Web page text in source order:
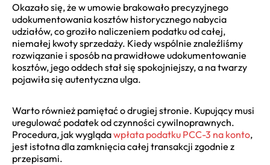
Okazało się, że w umowie brakowało precyzyjnego
udokumentowania kosztów historycznego nabycia
udziałów, co groziło naliczeniem podatku od całej,
niemałej kwoty sprzedaży. Kiedy wspólnie znaleźliśmy
rozwiązanie i sposób na prawidłowe udokumentowanie
kosztów, jego oddech stał się spokojniejszy, a na twarzy
pojawiła się autentyczna ulga.
Warto również pamiętać o drugiej stronie. Kupujący musi
uregulować podatek od czynności cywilnoprawnych.
Procedura, jak wyglądawpłata podatku PCC-3 na konto,
jest istotna dla zamknięcia całej transakcji zgodnie z
przepisami.